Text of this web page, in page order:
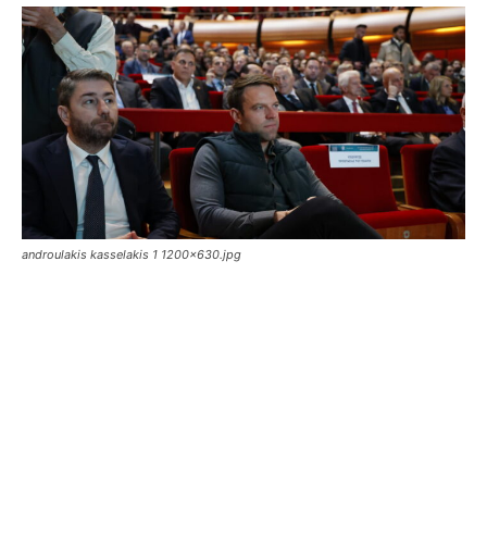
androulakis kasselakis 1 1200x630.jpg